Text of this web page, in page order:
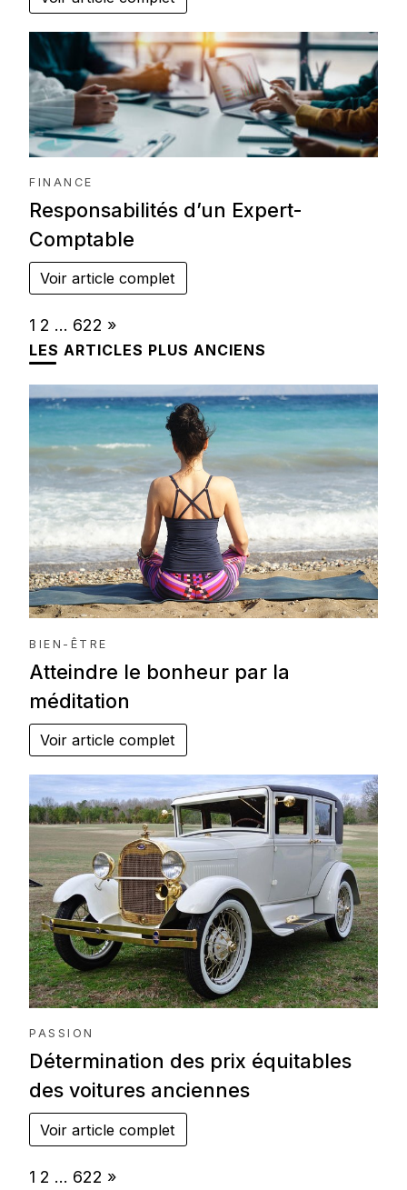
FINANCE
Responsabilités d’un Expert-
Comptable
Voir article complet
Page:
1 2 … 622 Next
»
LES ARTICLES PLUS ANCIENS
BIEN-ÊTRE
Atteindre le bonheur par la
méditation
Voir article complet
PASSION
Détermination des prix équitables
des voitures anciennes
Voir article complet
Page:
1 2 … 622 Next
»